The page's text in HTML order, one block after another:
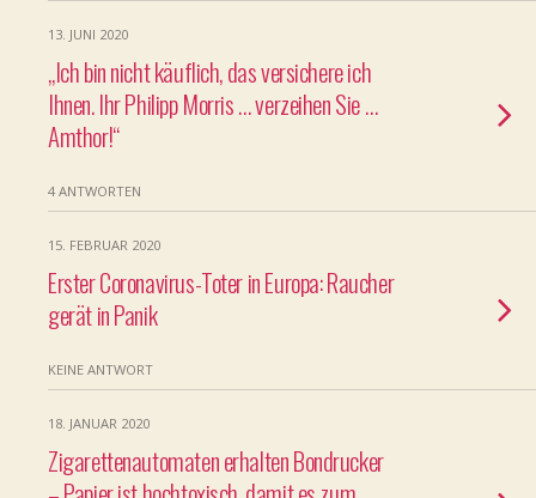
13. JUNI 2020
„Ich bin nicht käuflich, das versichere ich
Ihnen. Ihr Philipp Morris … verzeihen Sie …
Amthor!“
4 ANTWORTEN
15. FEBRUAR 2020
Erster Coronavirus-Toter in Europa: Raucher
gerät in Panik
KEINE ANTWORT
18. JANUAR 2020
Zigarettenautomaten erhalten Bondrucker